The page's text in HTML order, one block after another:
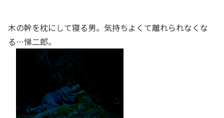
木の幹を枕にして寝る男。気持ちよくて離れられなくな
る…悌二郎。